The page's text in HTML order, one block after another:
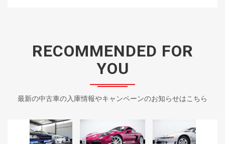
RECOMMENDED FOR
YOU
最新の中古車の入庫情報やキャンペーンのお知らせはこちら